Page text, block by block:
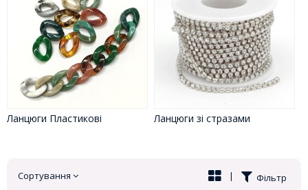
Ланцюги Пластикові Ланцюги зі стразами
Сортування Фільтр
|